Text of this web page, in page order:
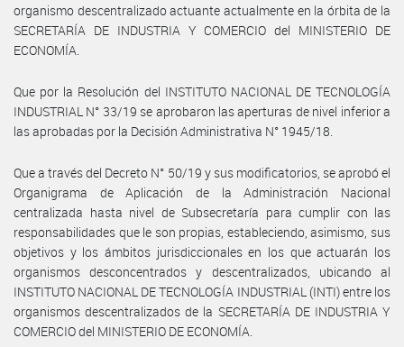
organismo descentralizado actuante actualmente en la órbita de la
SECRETARÍA DE INDUSTRIA Y COMERCIO del MINISTERIO DE
ECONOMÍA.
Que por la Resolución del INSTITUTO NACIONAL DE TECNOLOGÍA
INDUSTRIAL N° 33/19 se aprobaron las aperturas de nivel inferior a
las aprobadas por la Decisión Administrativa N° 1945/18.
Que a través del Decreto N° 50/19 y sus modificatorios, se aprobó el
Organigrama de Aplicación de la Administración Nacional
centralizada hasta nivel de Subsecretaría para cumplir con las
responsabilidades que le son propias, estableciendo, asimismo, sus
objetivos y los ámbitos jurisdiccionales en los que actuarán los
organismos desconcentrados y descentralizados, ubicando al
INSTITUTO NACIONAL DE TECNOLOGÍA INDUSTRIAL (INTI) entre los
organismos descentralizados de la SECRETARÍA DE INDUSTRIA Y
COMERCIO del MINISTERIO DE ECONOMÍA.